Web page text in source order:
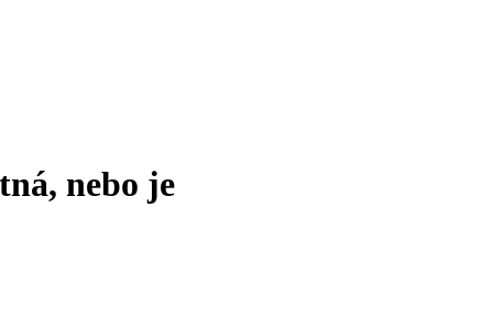
nebo je